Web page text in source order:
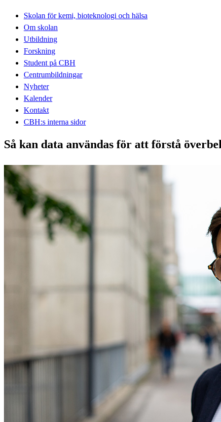
Skolan för kemi, bioteknologi och hälsa
Om skolan
Utbildning
Forskning
Student på CBH
Centrumbildningar
Nyheter
Kalender
Kontakt
CBH:s interna sidor
Så kan data användas för att förstå